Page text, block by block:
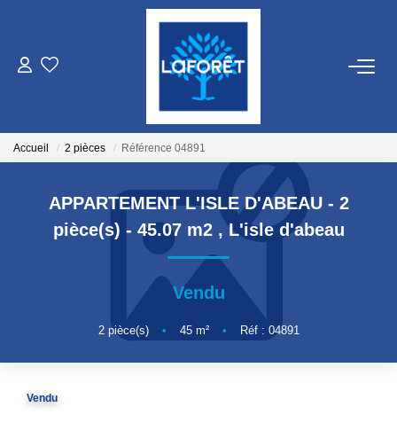
LOCATIONS
GESTION
ESTIMATION
NOS AGENCES
Qui Sommes Nous
Accueil 2 pièces Référence 04891
APPARTEMENT L'ISLE D'ABEAU - 2
pièce(s) - 45.07 m2 ,L'isle d'abeau
Vendu
2pièce(s) • 45m² • Réf : 04891
Vendu